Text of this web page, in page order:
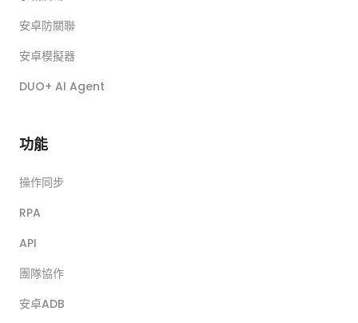
安卓防關聯
安卓模擬器
DUO+ AI Agent
功能
操作同步
RPA
API
團隊協作
安卓ADB